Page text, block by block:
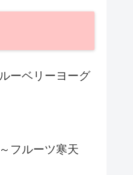
ーベリーヨーグ
フルーツ寒天